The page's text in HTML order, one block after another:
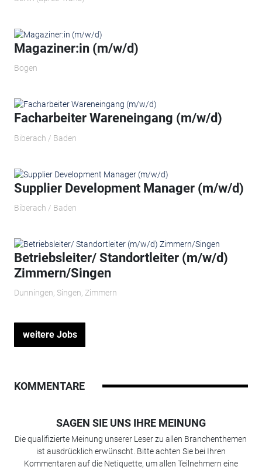
Magaziner:in (m/w/d)
Bogen
Facharbeiter Wareneingang (m/w/d)
Biberach / Baden
Supplier Development Manager (m/w/d)
Biberach / Baden
Betriebsleiter/ Standortleiter (m/w/d)
Zimmern/Singen
Dunningen, Singen, Zimmern
weitere Jobs
KOMMENTARE
SAGEN SIE UNS IHRE MEINUNG
Die qualifizierte Meinung unserer Leser zu allen Branchenthemen
ist ausdrücklich erwünscht. Bitte achten Sie bei Ihren
Kommentaren auf die Netiquette, um allen Teilnehmern eine